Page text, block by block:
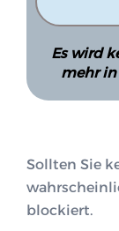
Es wird
mehr
Sollten Sie
blockiert.